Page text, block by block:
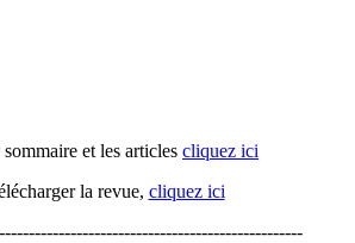
et les articles cliquez ici
la revue, cliquez ici